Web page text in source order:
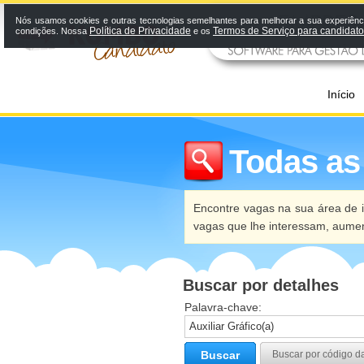
Início
Todas
Encontre vagas na sua área
vagas que lhe interessam,
Buscar por detalhes
Palavra-chave:
Buscar Buscar por código
Nós usamos cookies e outras tecnologias semelhantes para melhorar a sua
condições. Nossa Política de Privacidade e os Termos de Serviço para